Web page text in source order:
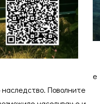
територијата на
времиња, што може да се
наследство. Поволните